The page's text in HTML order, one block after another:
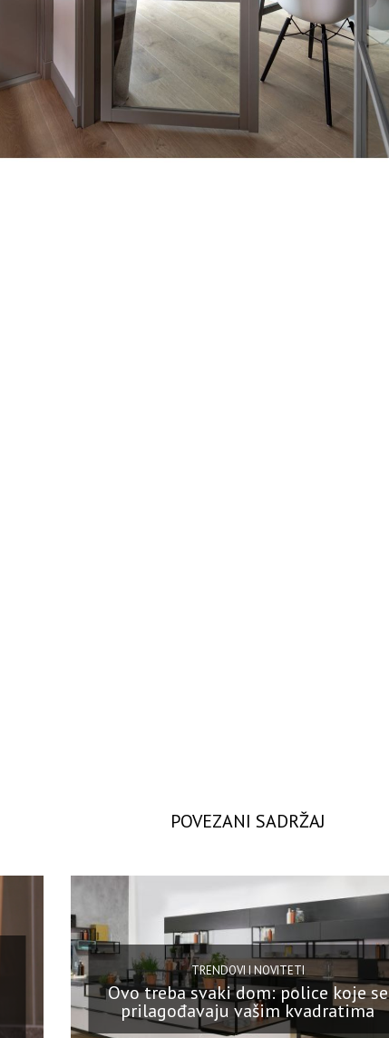
POVEZANI SADRŽAJ
TRENDOVI I NOVITETI
Ovo treba svaki dom: police koje se
prilagođavaju vašim kvadratima